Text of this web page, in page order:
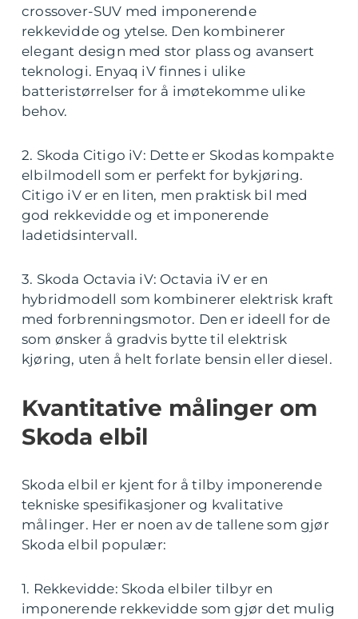
crossover-SUV med imponerende
rekkevidde og ytelse. Den kombinerer
elegant design med stor plass og avansert
teknologi. Enyaq iV finnes i ulike
batteristørrelser for å imøtekomme ulike
behov.
2. Skoda Citigo iV: Dette er Skodas kompakte
elbilmodell som er perfekt for bykjøring.
Citigo iV er en liten, men praktisk bil med
god rekkevidde og et imponerende
ladetidsintervall.
3. Skoda Octavia iV: Octavia iV er en
hybridmodell som kombinerer elektrisk kraft
med forbrenningsmotor. Den er ideell for de
som ønsker å gradvis bytte til elektrisk
kjøring, uten å helt forlate bensin eller diesel.
Kvantitative målinger om
Skoda elbil
Skoda elbil er kjent for å tilby imponerende
tekniske spesifikasjoner og kvalitative
målinger. Her er noen av de tallene som gjør
Skoda elbil populær:
1. Rekkevidde: Skoda elbiler tilbyr en
imponerende rekkevidde som gjør det mulig